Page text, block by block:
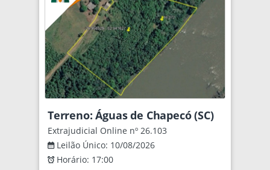
Terreno: Águas de Chapecó (SC)
Extrajudicial Online nº 26.103
Leilão Único: 10/08/2026
Horário: 17:00